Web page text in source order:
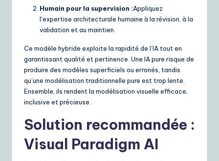
Humain pour la supervision :Appliquez
l’expertise architecturale humaine à la révision, à la
validation et au maintien.
Ce modèle hybride exploite la rapidité de l’IA tout en
garantissant qualité et pertinence. Une IA pure risque de
produire des modèles superficiels ou erronés, tandis
qu’une modélisation traditionnelle pure est trop lente.
Ensemble, ils rendent la modélisation visuelle efficace,
inclusive et précieuse.
Solution recommandée :
Visual Paradigm AI